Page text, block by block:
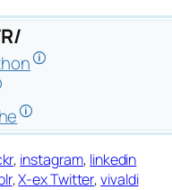
🛈
🛈
, instagram, linkedin
,X-ex Twitter,vivaldi